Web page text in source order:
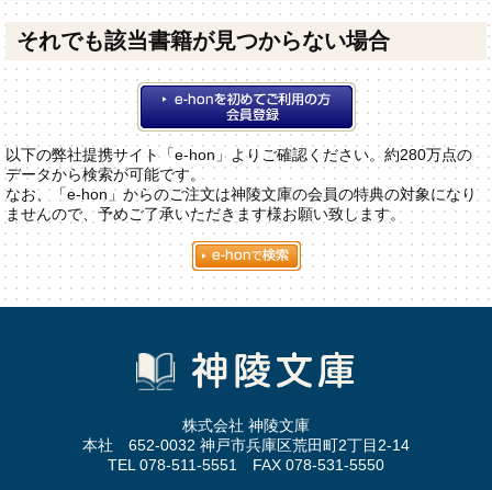
それでも該当書籍が見つからない場合
以下の弊社提携サイト「e-hon」よりご確認ください。約280万点の
データから検索が可能です。
なお、「e-hon」からのご注文は神陵文庫の会員の特典の対象になり
ませんので、予めご了承いただきます様お願い致します。
株式会社 神陵文庫
本社 652-0032 神戸市兵庫区荒田町2丁目2-14
TEL 078-511-5551 FAX 078-531-5550